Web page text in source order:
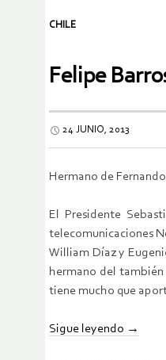
CHILE
Felipe
24 JUNIO, 2013
Hermano de
El Presidente
telecomunicaciones
William Díaz y
hermano del
tiene mucho que
Sigue leyendo →